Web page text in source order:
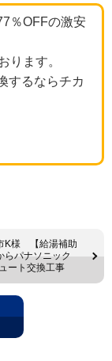
％OFFの激安
ります。
するならチカ
K様 【給湯補助
らパナソニック
ート交換工事